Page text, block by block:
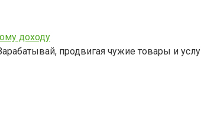
доходу
продвигая чужие товары и